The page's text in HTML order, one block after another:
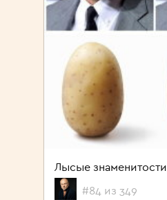
Лысые знаменитости
#84 из 349